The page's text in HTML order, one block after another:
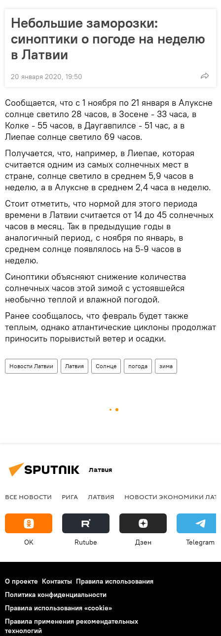
Небольшие заморозки:
синоптики о погоде на неделю
в Латвии
20 января 2020, 19:50
Сообщается, что с 1 ноября по 21 января в Алуксне
солнце светило 28 часов, в Зосене - 33 часа, в
Колке - 55 часов, в Даугавпилсе - 51 час, а в
Лиепае солнце светило 69 часов.
Получается, что, например, в Лиепае, которая
считается одним из самых солнечных мест в
стране, солнце светило в среднем 5,9 часов в
неделю, а в Алуксне в среднем 2,4 часа в неделю.
Стоит отметить, что нормой для этого периода
времени в Латвии считается от 14 до 45 солнечных
часов в месяц. Так в предыдущие годы в
аналогичный период, с ноября по январь, в
среднем солнце появлялось на 5-9 часов в
неделю.
Синоптики объясняют снижение количества
солнечных часов этой зимой с устоявшейся
необычно теплой и влажной погодой.
Ранее сообщалось, что февраль будет также
теплым, однако атлантические циклоны продолжат
приносить порывистый ветер и осадки.
Новости Латвии Латвия Солнце погода зима
Латвия
ВСЕ НОВОСТИ РИГА ЛАТВИЯ НОВОСТИ ЭКОНОМИКИ
OK Rutube Дзен Telegram
О проекте Контакты Правила использования
Политика конфиденциальности
Правила использования «cookie»
Правила применения рекомендательных
технологий